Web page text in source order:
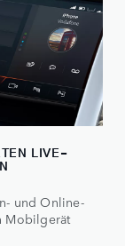
LIVE-
und Online-
Mobilgerät